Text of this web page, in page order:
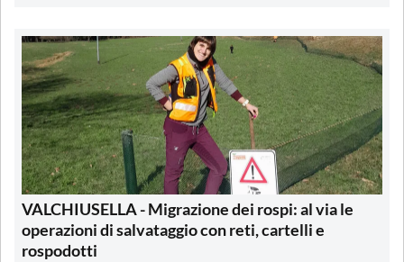
VALCHIUSELLA - Migrazione dei rospi: al via le
operazioni di salvataggio con reti, cartelli e
rospodotti